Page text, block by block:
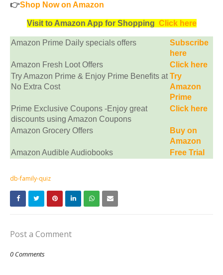
👉Shop Now on Amazon
Visit to Amazon App for Shopping Click here
Amazon Prime Daily specials offers
Subscribe
here
Amazon Fresh Loot Offers
Click here
Try Amazon Prime & Enjoy Prime Benefits at
No Extra Cost
Try
Amazon
Prime
Prime Exclusive Coupons -Enjoy great
discounts using Amazon Coupons
Click here
Amazon Grocery Offers
Buy on
Amazon
Amazon Audible Audiobooks
Free Trial
db-family-quiz
Post a Comment
0 Comments